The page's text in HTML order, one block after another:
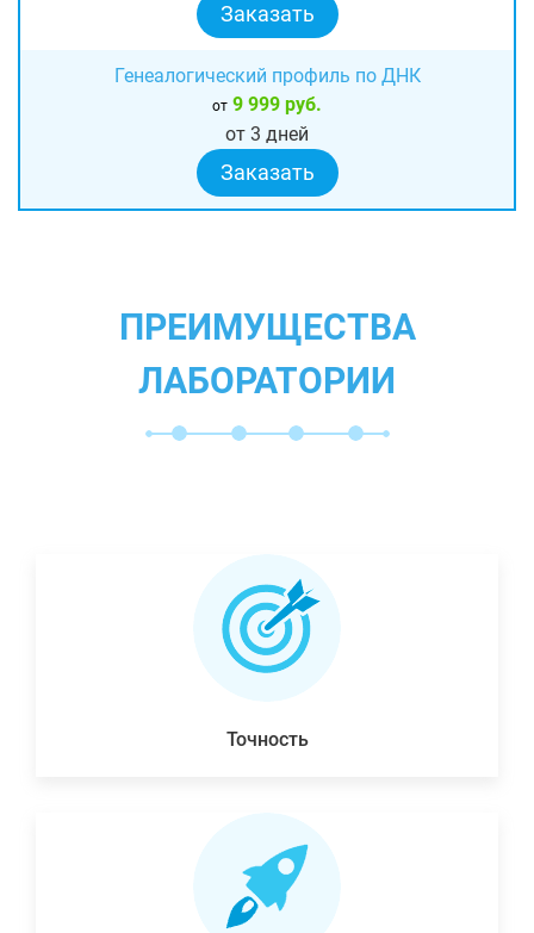
Заказать
Генеалогический профиль по ДНК
от 9 999 руб.
от 3 дней
Заказать
ПРЕИМУЩЕСТВА
ЛАБОРАТОРИИ
Точность